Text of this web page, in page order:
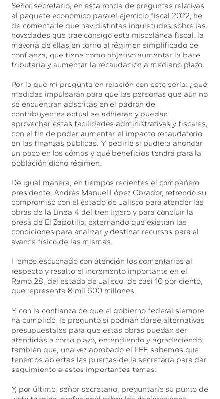
Señor secretario, en esta ronda de preguntas relativas
al paquete económico para el ejercicio fiscal 2022, he
de comentarle que hay distintas inquietudes sobre las
novedades que trae consigo esta miscelánea fiscal, la
mayoría de ellas en torno al régimen simplificado de
confianza, que tiene como objetivo aumentar la base
tributaria y aumentar la recaudación a mediano plazo.
Por lo que mi pregunta en relación con esto sería: ¿qué
medidas impulsarán para que las personas que aún no
se encuentran adscritas en el padrón de
contribuyentes actual se adhieran y puedan
aprovechar estas facilidades administrativas y fiscales,
con el fin de poder aumentar el impacto recaudatorio
en las finanzas públicas. Y pedirle si pudiera ahondar
un poco en los cómos y qué beneficios tendrá para la
población dicho régimen.
De igual manera, en tiempos recientes el compañero
presidente, Andrés Manuel López Obrador, refrendó su
compromiso con el estado de Jalisco para atender las
obras de la Línea 4 del tren ligero y para concluir la
presa de El Zapotillo, externando que existían las
condiciones para analizar y destinar recursos para el
avance físico de las mismas.
Hemos escuchado con atención los comentarios al
respecto y resalto el incremento importante en el
Ramo 28, del estado de Jalisco, de casi 10 por ciento,
que representa 8 mil 600 millones.
Y con la confianza de que el gobierno federal siempre
ha cumplido, le pregunto si podrían darse alternativas
presupuestales para que estas obras puedan ser
atendidas a corto plazo, entendiendo y agradeciendo
también que, una vez aprobado el PEF, sabemos que
tenemos abiertas las puertas de la secretaría para dar
seguimiento a estos importantes temas.
Y, por último, señor secretario, preguntarle su punto de